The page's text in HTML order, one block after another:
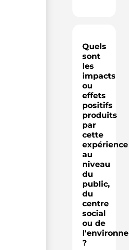
Quels
sont
les
impacts
ou
effets
positifs
produits
par
cette
expérience
au
niveau
du
public,
du
centre
social
ou de
?